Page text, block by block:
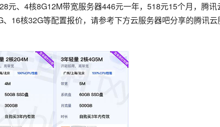
元、4核8G12M带宽服务器446元一年，518元15个月，腾讯
16核32G等配置报价，请参考下方云服务器吧分享的腾讯云